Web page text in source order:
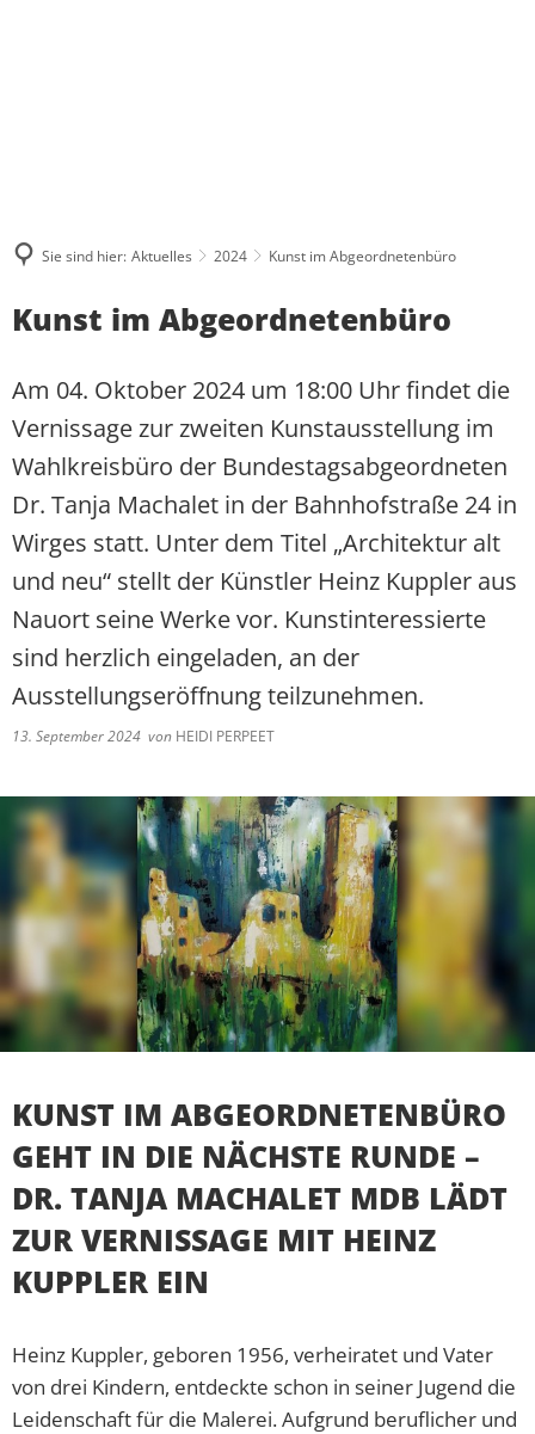
JUGENDATLAS WESTERWALD
REDENARCHIV INDIVIDUELLE BESUCHE
Sie sind hier: Aktuelles 2024 Kunst im Abgeordnetenbüro
Kunst im Abgeordnetenbüro
Am 04. Oktober 2024 um 18:00 Uhr findet die
Vernissage zur zweiten Kunstausstellung im
Wahlkreisbüro der Bundestagsabgeordneten
Dr. Tanja Machalet in der Bahnhofstraße 24 in
Wirges statt. Unter dem Titel „Architektur alt
und neu“ stellt der Künstler Heinz Kuppler aus
Nauort seine Werke vor. Kunstinteressierte
sind herzlich eingeladen, an der
Ausstellungseröffnung teilzunehmen.
13. September 2024 von HEIDI PERPEET
KUNST IM ABGEORDNETENBÜRO
GEHT IN DIE NÄCHSTE RUNDE –
DR. TANJA MACHALET MDB LÄDT
ZUR VERNISSAGE MIT HEINZ
KUPPLER EIN
Heinz Kuppler, geboren 1956, verheiratet und Vater
von drei Kindern, entdeckte schon in seiner Jugend die
Leidenschaft für die Malerei. Aufgrund beruflicher und